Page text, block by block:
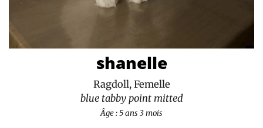
shanelle
Ragdoll, Femelle
blue tabby point mitted
Âge : 5 ans 3 mois